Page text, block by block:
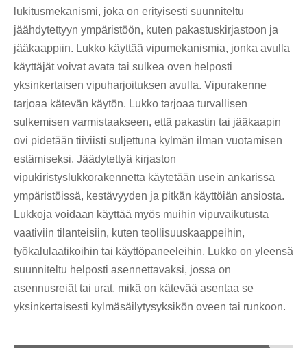
lukitusmekanismi, joka on erityisesti suunniteltu
jäähdytettyyn ympäristöön, kuten pakastuskirjastoon ja
jääkaappiin. Lukko käyttää vipumekanismia, jonka avulla
käyttäjät voivat avata tai sulkea oven helposti
yksinkertaisen vipuharjoituksen avulla. Vipurakenne
tarjoaa kätevän käytön. Lukko tarjoaa turvallisen
sulkemisen varmistaakseen, että pakastin tai jääkaapin
ovi pidetään tiiviisti suljettuna kylmän ilman vuotamisen
estämiseksi. Jäädytettyä kirjaston
vipukiristyslukkorakennetta käytetään usein ankarissa
ympäristöissä, kestävyyden ja pitkän käyttöiän ansiosta.
Lukkoja voidaan käyttää myös muihin vipuvaikutusta
vaativiin tilanteisiin, kuten teollisuuskaappeihin,
työkalulaatikoihin tai käyttöpaneeleihin. Lukko on yleensä
suunniteltu helposti asennettavaksi, jossa on
asennusreiät tai urat, mikä on kätevää asentaa se
yksinkertaisesti kylmäsäilytysyksikön oveen tai runkoon.